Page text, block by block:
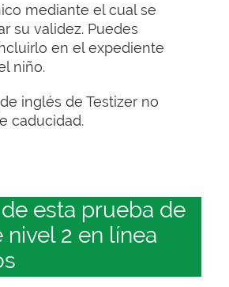
mediante el cual se
su validez. Puedes
en el expediente
niño.
inglés de Testizer no
caducidad.
esta prueba de
nivel 2 en línea